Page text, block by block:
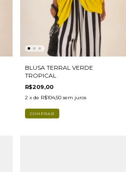
BLUSA TERRAL VERDE
TROPICAL
R$209,00
2 x de R$104,50 sem juros
COMPRAR